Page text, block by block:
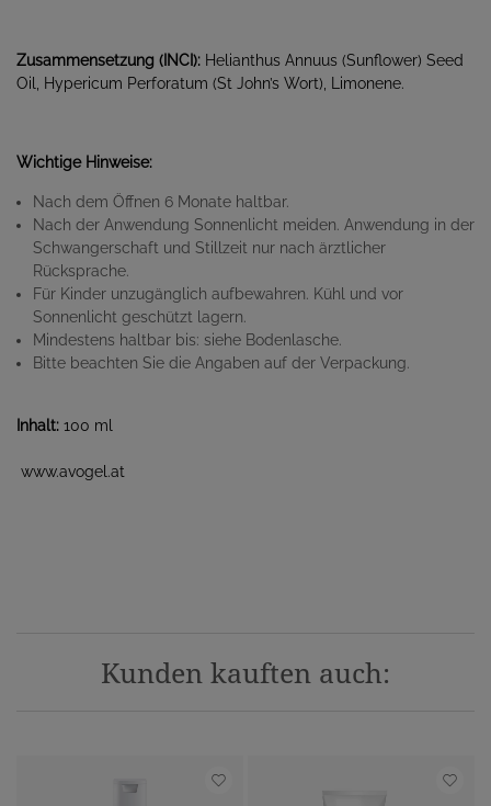
Zusammensetzung (INCI): Helianthus Annuus (Sunflower) Seed
Oil, Hypericum Perforatum (St John’s Wort), Limonene.
Wichtige Hinweise:
Nach dem Öffnen 6 Monate haltbar.
Nach der Anwendung Sonnenlicht meiden. Anwendung in der
Schwangerschaft und Stillzeit nur nach ärztlicher
Rücksprache.
Für Kinder unzugänglich aufbewahren. Kühl und vor
Sonnenlicht geschützt lagern.
Mindestens haltbar bis: siehe Bodenlasche.
Bitte beachten Sie die Angaben auf der Verpackung.
Inhalt: 100 ml
www.avogel.at
Kunden kauften auch: